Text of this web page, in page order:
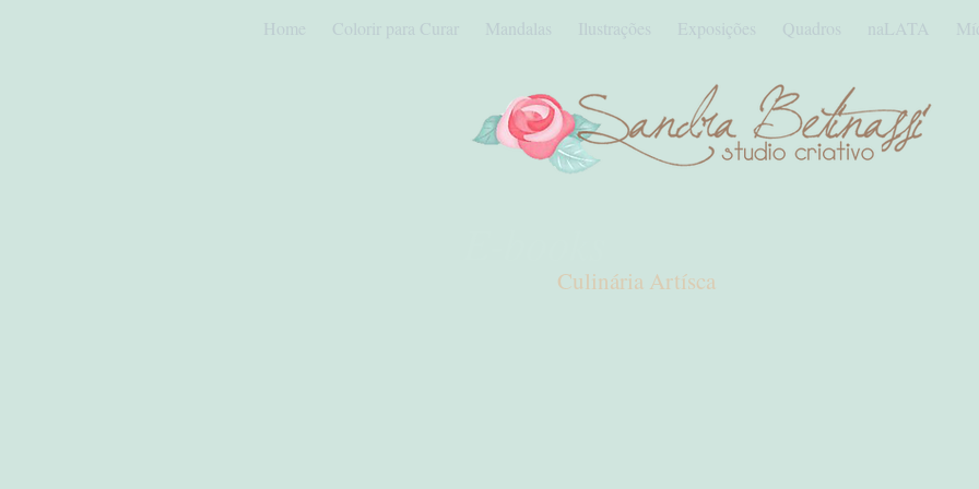
Home Colorir para Curar Mandalas Ilustrações Exposições Quadros naLATA
Culinária Artísca